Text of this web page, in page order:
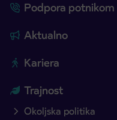
Podpora potnikom
Aktualno
Kariera
Trajnost
Okoljska politika